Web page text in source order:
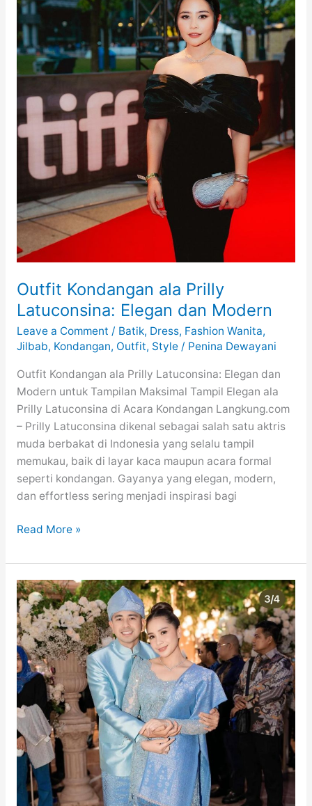
Outfit Kondangan ala Prilly
Latuconsina: Elegan dan Modern
Leave a Comment / Batik, Dress, Fashion Wanita,
Jilbab, Kondangan, Outfit, Style/ Penina Dewayani
Outfit Kondangan ala Prilly Latuconsina: Elegan dan
Modern untuk Tampilan Maksimal Tampil Elegan ala
Prilly Latuconsina di Acara Kondangan Langkung.com
– Prilly Latuconsina dikenal sebagai salah satu aktris
muda berbakat di Indonesia yang selalu tampil
memukau, baik di layar kaca maupun acara formal
seperti kondangan. Gayanya yang elegan, modern,
dan effortless sering menjadi inspirasi bagi
Outfit
ala
Prilly
Latuconsina:
Elegan
dan
Modern
Read More »